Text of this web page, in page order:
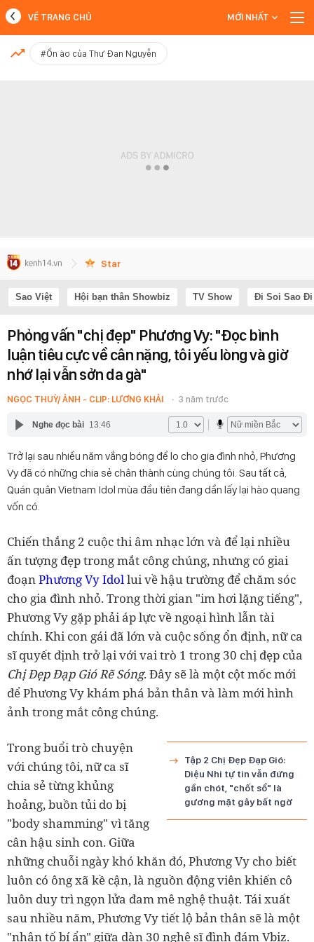
MỚI NHẤT
VỀ TRANG CHỦ MỚI NHẤT
#Ồn ào của Thư Đan Nguyễn
Star
Sao Việt Hội bạn thân Showbiz TV Show Đi Soi Sao Đi
Phỏng vấn "chị đẹp" Phương Vy: "Đọc bình
luận tiêu cực về cân nặng, tôi yếu lòng và giờ
nhớ lại vẫn sởn da gà"
NGỌC THUỲ/ ẢNH - CLIP: LƯƠNG KHẢI 3 năm trước
Nghe đọc bài 13:46
Trở lại sau nhiều năm vắng bóng để lo cho gia đình nhỏ, Phương
Vy đã có những chia sẻ chân thành cùng chúng tôi. Sau tất cả,
Quán quân Vietnam Idol mùa đầu tiên đang dần lấy lại hào quang
vốn có.
Chiến thắng 2 cuộc thi âm nhạc lớn và để lại nhiều
ấn tượng đẹp trong mắt công chúng, nhưng có giai
đoạnPhương Vy Idollui về hậu trường để chăm sóc
cho gia đình nhỏ. Trong thời gian "im hơi lặng tiếng",
Phương Vy gặp phải áp lực về ngoại hình lẫn tài
chính. Khi con gái đã lớn và cuộc sống ổn định, nữ ca
sĩ quyết định trở lại với vai trò 1 trong 30 chị đẹp của
Chị Đẹp Đạp Gió Rẽ Sóng. Đây sẽ là một cột mốc mới
để Phương Vy khám phá bản thân và làm mới hình
ảnh trong mắt công chúng.
Tập 2 Chị Đẹp Đạp Gió:
Diệu Nhi tự tin vẫn đứng
gần chót, "chốt sổ" là
gương mặt gây bất ngờ
Trong buổi trò chuyện
với chúng tôi, nữ ca sĩ
chia sẻ từng khủng
hoảng, buồn tủi do bị
"body shamming" vì tăng
cân hậu sinh con. Giữa
những chuỗi ngày khó khăn đó, Phương Vy cho biết
luôn có ông xã kề cận, là nguồn động viên khiến cô
luôn duy trì ngọn lửa đam mê nghệ thuật. Tái xuất
sau nhiều năm, Phương Vy tiết lộ bản thân sẽ là một
"nhân tố bí ẩn" giữa dàn 30 nghệ sĩ đình đám Vbiz.